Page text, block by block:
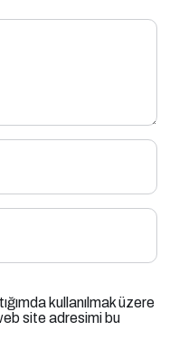
kullanılmak üzere
site adresimi bu